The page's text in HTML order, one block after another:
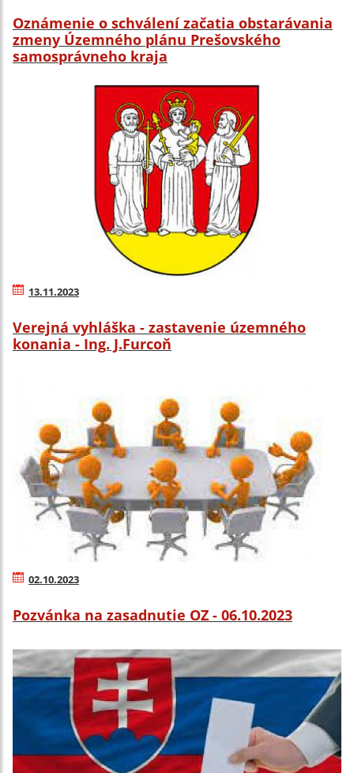
Oznámenie o schválení začatia obstarávania
zmeny Územného plánu Prešovského
samosprávneho kraja
13.11.2023
Verejná vyhláška - zastavenie územného
konania - Ing. J.Furcoň
02.10.2023
Pozvánka na zasadnutie OZ - 06.10.2023